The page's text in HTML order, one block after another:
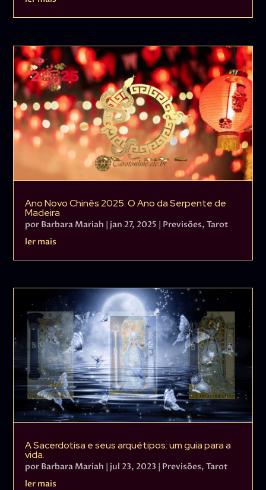
Ano Novo Chinês 2025: O Ano da Serpente de
Madeira
por Barbara Mariah | jan 27, 2025 | Previsões,Tarot
ler mais
A Sacerdotisa e seus arquétipos: um guia para a
vida.
por Barbara Mariah | jul 23, 2023 | Previsões,Tarot
ler mais